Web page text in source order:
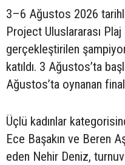
3–6 Ağustos 2026
Project Uluslararası Plaj
gerçekleştirilen
katıldı. 3 Ağustos’ta
Ağustos’ta oynanan
Üçlü kadınlar
Ece Başakın ve Beren
eden Nehir Deniz,